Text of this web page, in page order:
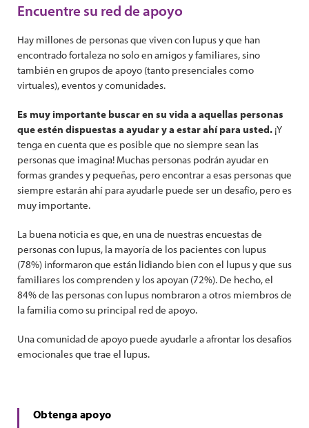
Encuentre su red de apoyo
Hay millones de personas que viven con lupus y que han
encontrado fortaleza no solo en amigos y familiares, sino
también en grupos de apoyo (tanto presenciales como
virtuales), eventos y comunidades.
Es muy importante buscar en su vida a aquellas personas
que estén dispuestas a ayudar y a estar ahí para usted. ¡Y
tenga en cuenta que es posible que no siempre sean las
personas que imagina! Muchas personas podrán ayudar en
formas grandes y pequeñas, pero encontrar a esas personas que
siempre estarán ahí para ayudarle puede ser un desafío, pero es
muy importante.
La buena noticia es que, en una de nuestras encuestas de
personas con lupus, la mayoría de los pacientes con lupus
(78%) informaron que están lidiando bien con el lupus y que sus
familiares los comprenden y los apoyan (72%). De hecho, el
84% de las personas con lupus nombraron a otros miembros de
la familia como su principal red de apoyo.
Una comunidad de apoyo puede ayudarle a afrontar los desafíos
emocionales que trae el lupus.
Obtenga apoyo